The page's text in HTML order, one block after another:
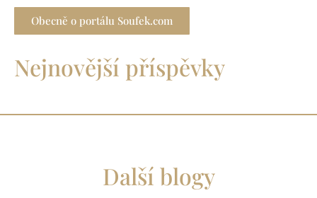
Obecně o portálu Soufek.com
Nejnovější příspěvky
Další blogy